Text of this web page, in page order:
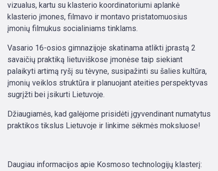
vizualus, kartu su klasterio koordinatoriumi aplankė
klasterio įmones, filmavo ir montavo pristatomuosius
įmonių filmukus socialiniams tinklams.
Vasario 16-osios gimnazijoje skatinama atlikti įprastą 2
savaičių praktiką lietuviškose įmonėse taip siekiant
palaikyti artimą ryšį su tėvyne, susipažinti su šalies kultūra,
įmonių veiklos struktūra ir planuojant ateities perspektyvas
sugrįžti bei įsikurti Lietuvoje.
Džiaugiamės, kad galėjome prisidėti įgyvendinant numatytus
praktikos tikslus Lietuvoje ir linkime sėkmės moksluose!
Daugiau informacijos apie Kosmoso technologijų klasterį: